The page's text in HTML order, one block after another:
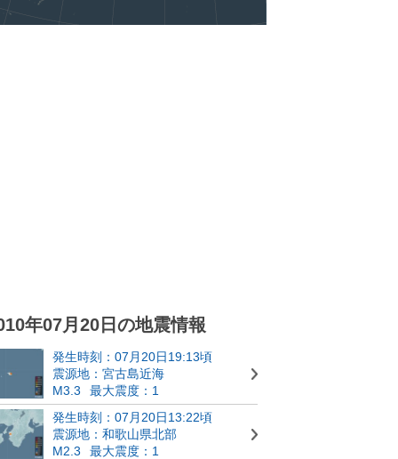
年07月20日の地震情報
発生時刻：07月20日19:13頃
震源地：宮古島近海
M3.3
最大震度：1
発生時刻：07月20日13:22頃
震源地：和歌山県北部
M2.3
最大震度：1